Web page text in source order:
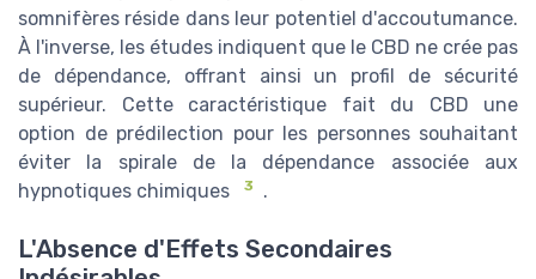
somnifères réside dans leur potentiel d'accoutumance.
À l'inverse, les études indiquent que le CBD ne crée pas
de dépendance, offrant ainsi un profil de sécurité
supérieur. Cette caractéristique fait du CBD une
option de prédilection pour les personnes souhaitant
éviter la spirale de la dépendance associée aux
hypnotiques chimiques
3 .
L'Absence d'Effets Secondaires